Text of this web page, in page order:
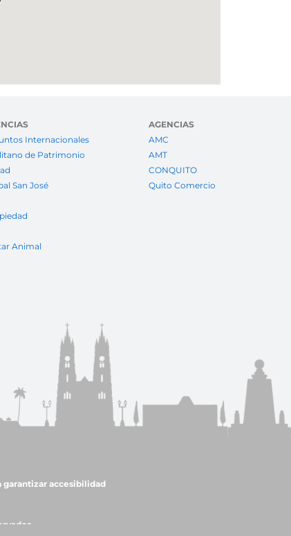
Internacionales
de Patrimonio
San José
Animal
AGENCIAS
AMC
AMT
CONQUITO
Quito Comercio
accesibilidad